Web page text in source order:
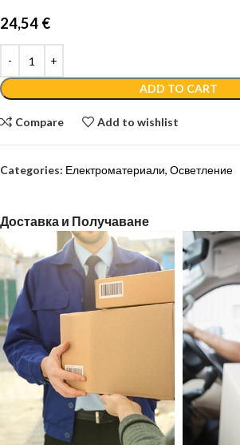
24,54 €
ADD TO CART
Compare Add to wishlist
Categories: Електроматериали, Осветление
Доставка и Получаване